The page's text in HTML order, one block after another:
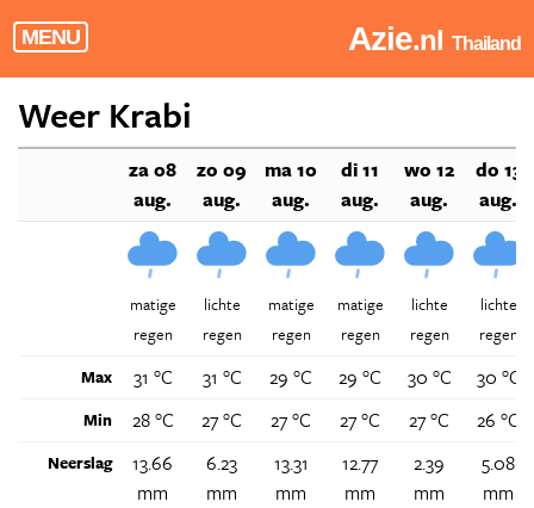
MENU Azie.nl Thailand
Weer Krabi
za 08
aug.
zo 09
aug.
ma 10
aug.
di 11
aug.
wo 12
aug.
do 13
aug.
matige
regen
lichte
regen
matige
regen
matige
regen
lichte
regen
lichte
regen
Max
31 °C 31 °C 29 °C 29 °C 30 °C 30 °C
Min 28 °C 27 °C 27 °C 27 °C 27 °C 26 °C
Neerslag
13.66
mm
6.23
mm
13.31
mm
12.77
mm
2.39
mm
5.08
mm